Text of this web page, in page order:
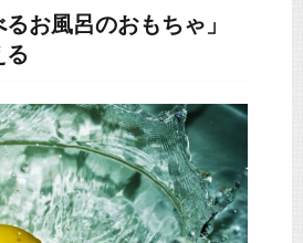
るお風呂のおもちゃ」
る